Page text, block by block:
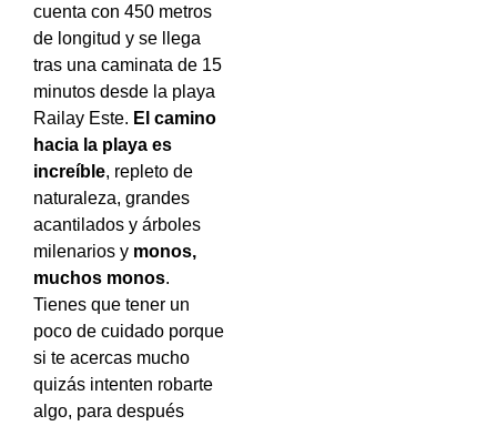
cuenta con 450 metros
de longitud y se llega
tras una caminata de 15
minutos desde la playa
Railay Este. El camino
hacia la playa es
increíble, repleto de
naturaleza, grandes
acantilados y árboles
milenarios y monos,
muchos monos.
Tienes que tener un
poco de cuidado porque
si te acercas mucho
quizás intenten robarte
algo, para después